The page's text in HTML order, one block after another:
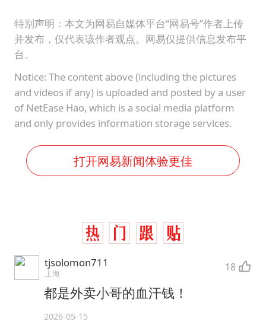
特别声明：本文为网易自媒体平台“网易号”作者上传
并发布，仅代表该作者观点。网易仅提供信息发布平
台。
Notice: The content above (including the pictures
and videos if any) is uploaded and posted by a user
of NetEase Hao, which is a social media platform
and only provides information storage services.
打开网易新闻体验更佳
tjsolomon711
上海 18
都是外卖小哥的血汗钱！
2026-05-15